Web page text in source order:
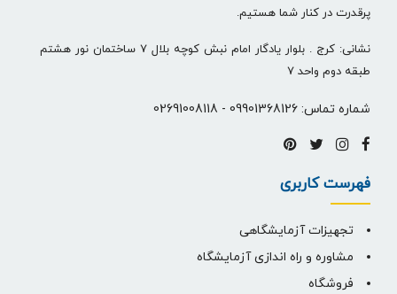
پرقدرت در کنار شما هستیم.
نشانی: کرج . بلوار یادگار امام نبش کوچه بلال 7 ساختمان نور هشتم
طبقه دوم واحد 7
شماره تماس: 09901368126
-
02691008118
فهرست کاربری
تجهیزات آزمایشگاهی
مشاوره و راه اندازی آزمایشگاه
فروشگاه